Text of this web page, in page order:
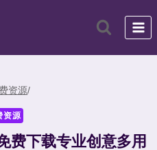
资源/
资源
费下载专业创意多用